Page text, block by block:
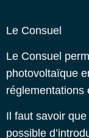
Le Consuel
Le Consuel
photovoltaïque
réglementations
Il faut savoir que
possible